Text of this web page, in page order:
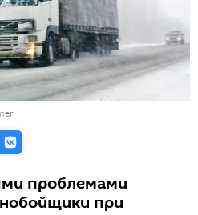
проблемами
при